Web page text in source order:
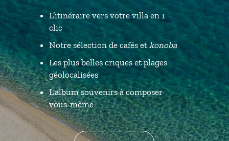
L’itinéraire vers votre villa en 1
clic
Notre sélection de cafés et konoba
Les plus belles criques et plages
géolocalisées
L'album souvenirs à composer
vous-même